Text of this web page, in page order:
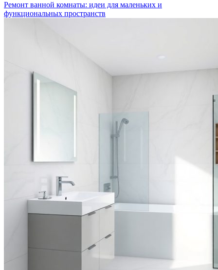
Ремонт ванной комнаты: идеи для маленьких и
функциональных пространств